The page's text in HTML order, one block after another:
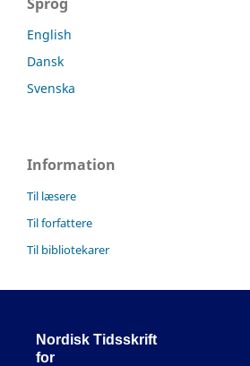
English
Dansk
Svenska
Information
Til læsere
Til forfattere
Til bibliotekarer
Nordisk Tidsskrift
for